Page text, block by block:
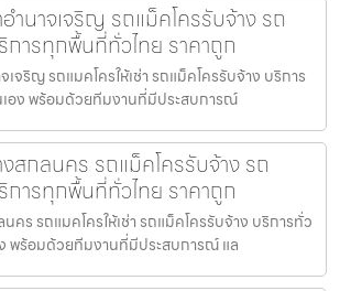
อำนาจเจริญ รถแม็คโครรับจ้าง รถ
การทุกพื้นที่ทั่วไทย ราคาถูก
เจริญ รถแมคโครให้เช่า รถแม็คโครรับจ้าง บริการ
เอง พร้อมด้วยทีมงานที่มีประสบการณ์
สกลนคร รถแม็คโครรับจ้าง รถ
การทุกพื้นที่ทั่วไทย ราคาถูก
คร รถแมคโครให้เช่า รถแม็คโครรับจ้าง บริการทั่ว
ง พร้อมด้วยทีมงานที่มีประสบการณ์ แล